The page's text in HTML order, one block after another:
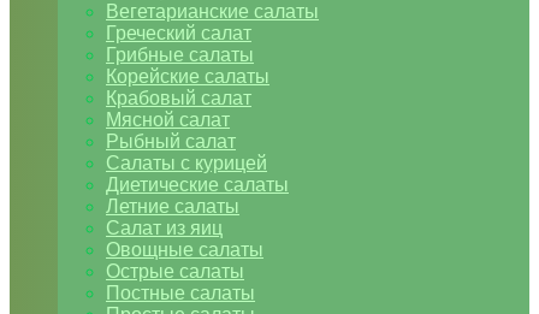
Вегетарианские салаты
Греческий салат
Грибные салаты
Корейские салаты
Крабовый салат
Мясной салат
Рыбный салат
Салаты с курицей
Диетические салаты
Летние салаты
Салат из яиц
Овощные салаты
Острые салаты
Постные салаты